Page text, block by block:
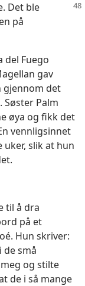
Det ble
på
del Fuego
gav
gjennom det
Palm
øya og fikk det
vennligsinnet
uker, slik at hun
til å dra
på et
Hun skriver:
de små
og stilte
de i så mange